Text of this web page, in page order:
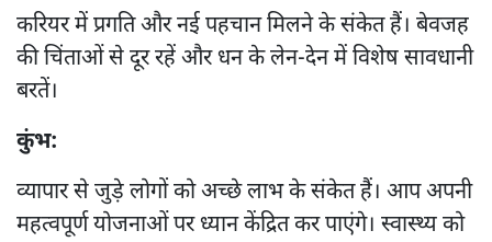
करियर में प्रगति और नई पहचान मिलने के संकेत हैं। बेवजह
की चिंताओं से दूर रहें और धन के लेन-देन में विशेष सावधानी
बरतें।
कुंभ:
व्यापार से जुड़े लोगों को अच्छे लाभ के संकेत हैं। आप अपनी
महत्वपूर्ण योजनाओं पर ध्यान केंद्रित कर पाएंगे। स्वास्थ्य को